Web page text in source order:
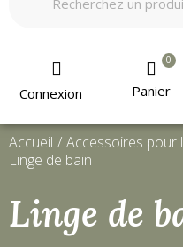
Connexion Panier
Accueil Accessoires pour
Linge de bain
Linge de